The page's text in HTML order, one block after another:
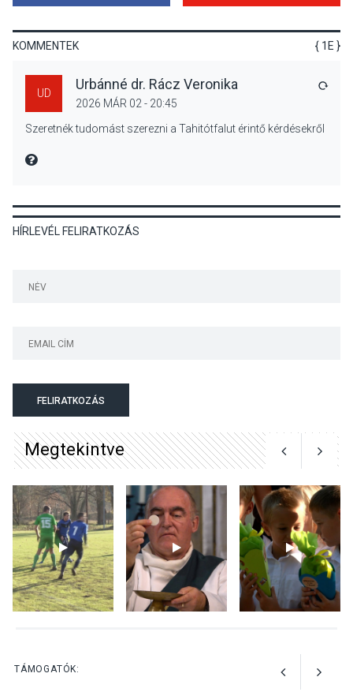
Megújulnak Szentendre
művészetek jegyében
Esztergomban
KULTÚRA 2026 AUG 03
A kimondatlan üzenetek
nyomában – Ingyenes
metakommunikációs
foglalkozások Szentendrén
KOMMENTEK { 1E }
UD
Urbánné dr. Rácz Veronika
2026 MÁR 02 - 20:45
Szeretnék tudomást szerezni a Tahitótfalut érintő kérdésekről
MIRE MONDTA
HÍRLEVÉL FELIRATKOZÁS
FELIRATKOZÁS
Megtekintve
TÁMOGATÓK: